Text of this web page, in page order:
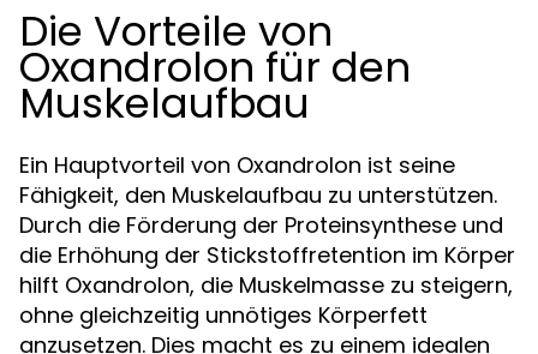
Die Vorteile von
Oxandrolon für den
Muskelaufbau
Ein Hauptvorteil von Oxandrolon ist seine
Fähigkeit, den Muskelaufbau zu unterstützen.
Durch die Förderung der Proteinsynthese und
die Erhöhung der Stickstoffretention im Körper
hilft Oxandrolon, die Muskelmasse zu steigern,
ohne gleichzeitig unnötiges Körperfett
anzusetzen. Dies macht es zu einem idealen